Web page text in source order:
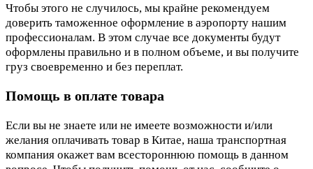
Чтобы этого не случилось, мы крайне рекомендуем
доверить таможенное оформление в аэропорту нашим
профессионалам. В этом случае все документы будут
оформлены правильно и в полном объеме, и вы получите
груз своевременно и без переплат.
Помощь в оплате товара
Если вы не знаете или не имеете возможности и/или
желания оплачивать товар в Китае, наша транспортная
компания окажет вам всестороннюю помощь в данном